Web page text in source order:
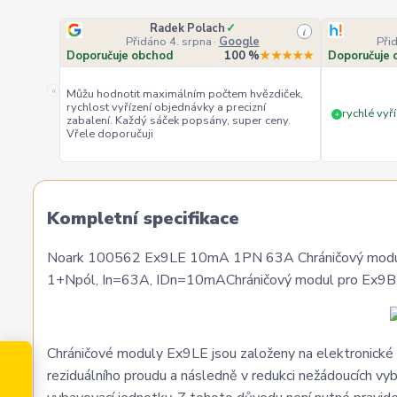
«
Radek Polach ✓
Přidáno 4. srpna · Google
i
Doporučuje obchod 100 %★★★★★
Můžu hodnotit maximálním počtem hvězdiček,
rychlost vyřízení objednávky a precizní
zabalení. Každý sáček popsány, super ceny.
Vřele doporučuji
Doporučuje
+ rychlé
Kompletní specifikace
Noark 100562 Ex9LE 10mA 1PN 63A Chráničový
1+Npól, In=63A, IDn=10mAChráničový modul pro
Chráničové moduly Ex9LE jsou založeny na
reziduálního proudu a následně v redukci nežádoucích